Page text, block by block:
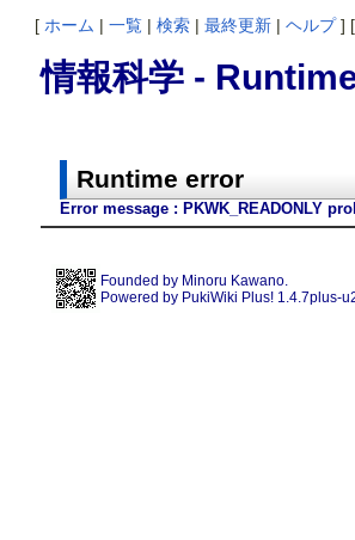
[ ホーム | 一覧 | 検索 | 最終更新 | ヘルプ] [
情報科学 -
Runtime error
Error message : PKWK_READONLY
Founded by Minoru Kawano.
Powered by PukiWiki Plus! 1.4.7plus-